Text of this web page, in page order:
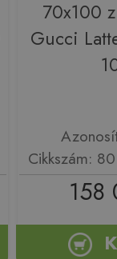
70x100
Gucci
Cikkszám:
158